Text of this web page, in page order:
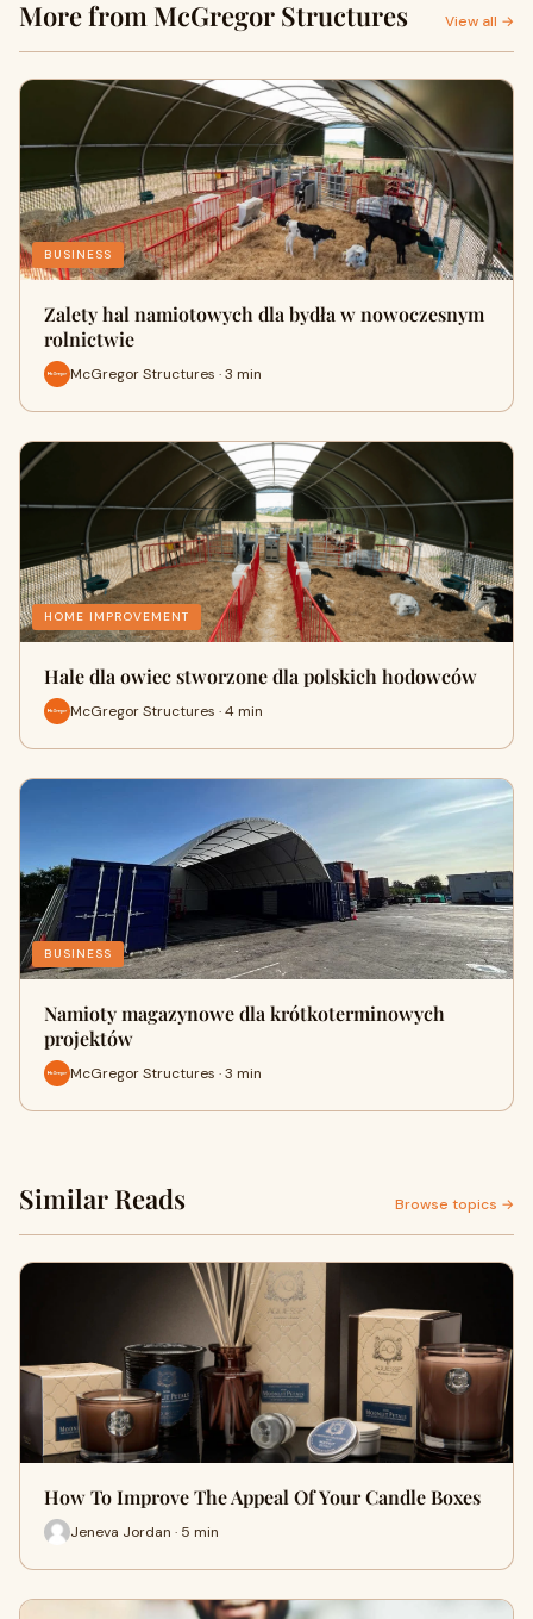
More from McGregor Structures View all →
BUSINESS
Zalety hal namiotowych dla bydła w nowoczesnym
rolnictwie
McGregor Structures · 3 min
HOME IMPROVEMENT
Hale dla owiec stworzone dla polskich hodowców
McGregor Structures · 4 min
BUSINESS
Namioty magazynowe dla krótkoterminowych
projektów
McGregor Structures · 3 min
Similar Reads Browse topics →
How To Improve The Appeal Of Your Candle Boxes
Jeneva Jordan · 5 min